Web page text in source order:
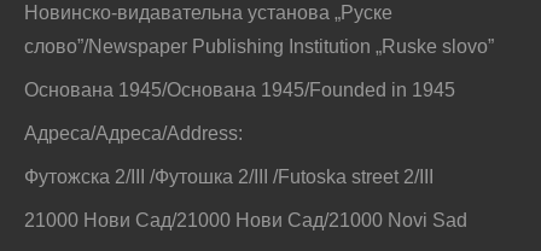
Новинско-видавательна установа „Руске
слово”/Newspaper Publishing Institution „Ruske slovo”
Основана 1945/Основана 1945/Founded in 1945
Адреса/Адреса/Address:
Футожска 2/III /Футошка 2/III /Futoska street 2/III
21000 Нови Сад/21000 Нови Сад/21000 Novi Sad